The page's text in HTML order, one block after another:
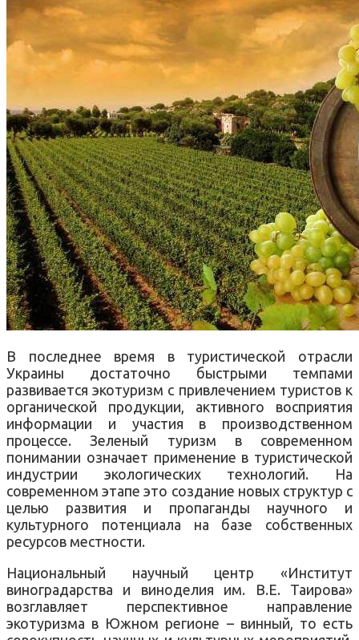
В последнее время в туристической отрасли
Украины достаточно быстрыми темпами
развивается экотуризм с привлечением туристов к
органической продукции, активного восприятия
информации и участия в производственном
процессе. Зеленый туризм в современном
понимании означает применение в туристической
индустрии экологических технологий. На
современном этапе это создание новых структур с
целью развития и пропаганды научного и
культурного потенциала на базе собственных
ресурсов местности.
Национальный научный центр «Институт
виноградарства и виноделия им. В.Е. Таирова»
возглавляет перспективное направление
экотуризма в Южном регионе – винный, то есть